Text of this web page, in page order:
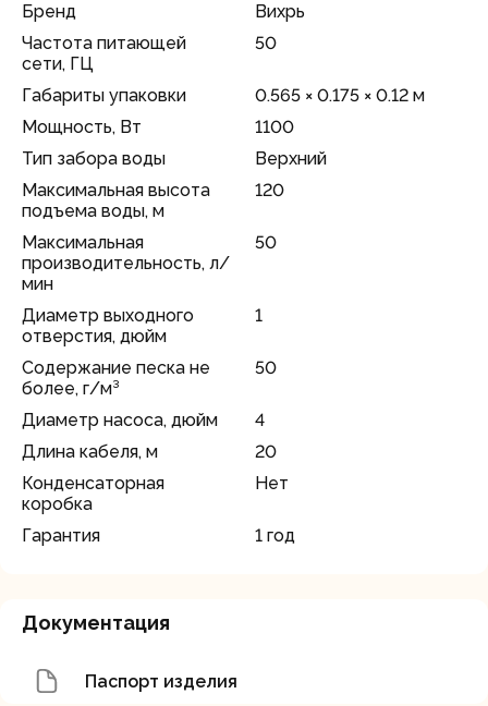
Бренд
Вихрь
Частота питающей
сети, ГЦ
50
Габариты упаковки
0.565 × 0.175 × 0.12 м
Мощность, Вт
1100
Тип забора воды
Верхний
Максимальная высота
подъема воды, м
120
Максимальная
производительность, л/
мин
50
Диаметр выходного
отверстия, дюйм
1
Содержание песка не
более, г/м³
50
Диаметр насоса, дюйм
4
Длина кабеля, м
20
Конденсаторная
коробка
Нет
Гарантия 1 год
Документация
Паспорт изделия